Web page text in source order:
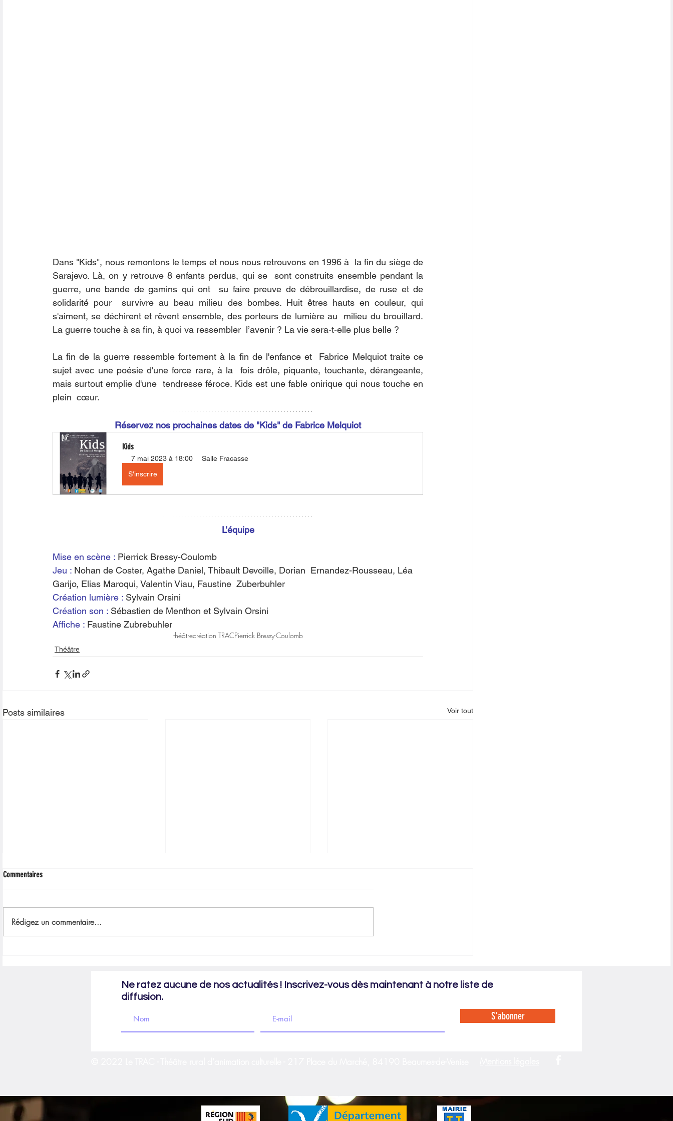
Dans "Kids", nous remontons le temps et nous nous retrouvons en 1996 à  la fin du siège de
Sarajevo. Là, on y retrouve 8 enfants perdus, qui se  sont construits ensemble pendant la
guerre, une bande de gamins qui ont  su faire preuve de débrouillardise, de ruse et de
solidarité pour  survivre au beau milieu des bombes. Huit êtres hauts en couleur, qui
s'aiment, se déchirent et rêvent ensemble, des porteurs de lumière au  milieu du brouillard.
La guerre touche à sa fin, à quoi va ressembler  l’avenir ? La vie sera-t-elle plus belle ?
La fin de la guerre ressemble fortement à la fin de l'enfance et  Fabrice Melquiot traite ce
sujet avec une poésie d'une force rare, à la  fois drôle, piquante, touchante, dérangeante,
mais surtout emplie d'une  tendresse féroce. Kids est une fable onirique qui nous touche en
plein  cœur.
Réservez nos prochaines dates de "Kids" de Fabrice Melquiot
Kids
7 mai 2023 à 18:00
Salle Fracasse
S'inscrire
L’équipe
Mise en scène : Pierrick Bressy-Coulomb
Jeu : Nohan de Coster, Agathe Daniel, Thibault Devoille, Dorian  Ernandez-Rousseau, Léa
Garijo, Elias Maroqui, Valentin Viau, Faustine  Zuberbuhler
Création lumière : Sylvain Orsini
Création son : Sébastien de Menthon et Sylvain Orsini
Affiche : Faustine Zubrebuhler
théâtrecréation TRACPierrick Bressy-Coulomb
Théâtre
Posts similaires Voir tout
Commentaires
Rédigez un commentaire...
Ne ratez aucune de nos actualités ! Inscrivez-vous dès maintenant à notre liste de
diffusion.
S'abonner